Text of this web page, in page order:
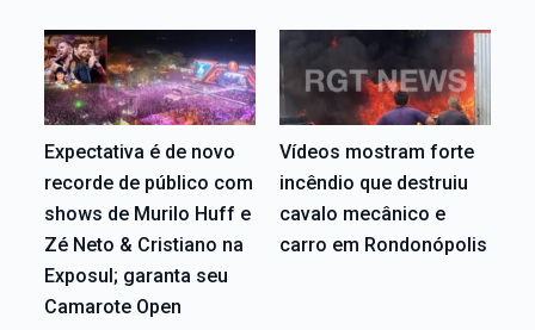
Expectativa é de novo
recorde de público com
shows de Murilo Huff e
Zé Neto & Cristiano na
Exposul; garanta seu
Camarote Open
Vídeos mostram forte
incêndio que destruiu
cavalo mecânico e
carro em Rondonópolis